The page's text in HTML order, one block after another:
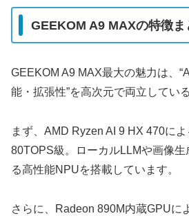
GEEKOM A9 MAXの特徴ま
GEEKOM A9 MAX最大の魅力は、
能・拡張性”を高次元で両立してい
まず、AMD Ryzen AI 9 HX 470に
80TOPS級。ローカルLLMや画像生
る高性能NPUを搭載しています。
さらに、Radeon 890M内蔵GPUに